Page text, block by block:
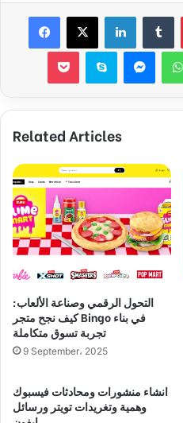
Facebook
X LinkedIn
Pocket Skype
Related Articles
التحول الرقمي وصناعة الألعاب:
كيف نجح متجر Bingo في بناء
تجربة تسوق متكاملة
9 September، 2025
انشاء منشورات ومحادثات فيسبوك
وهمية وتغريدات تويتر ورسائل